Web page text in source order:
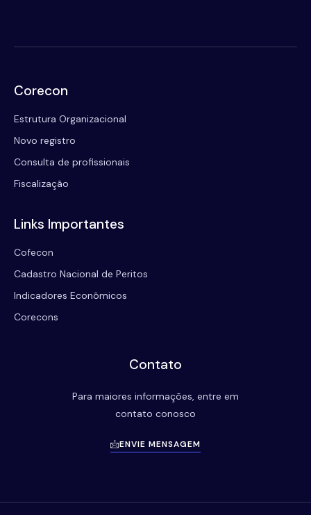
Corecon
Estrutura Organizacional
Novo registro
Consulta de profissionais
Fiscalização
Links Importantes
Cofecon
Cadastro Nacional de Peritos
Indicadores Econômicos
Corecons
Contato
Para maiores informações, entre em
contato conosco
ENVIE MENSAGEM